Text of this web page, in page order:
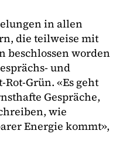
in allen
die teilweise mit
beschlossen worden
und
Grün. «Es geht
Gespräche,
wie
Energie kommt»,